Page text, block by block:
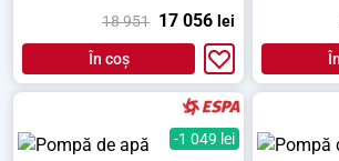
18 951 17 056 lei
În coș
-1 049 lei